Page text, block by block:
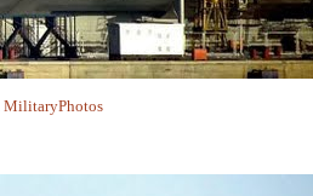
MilitaryPhotos